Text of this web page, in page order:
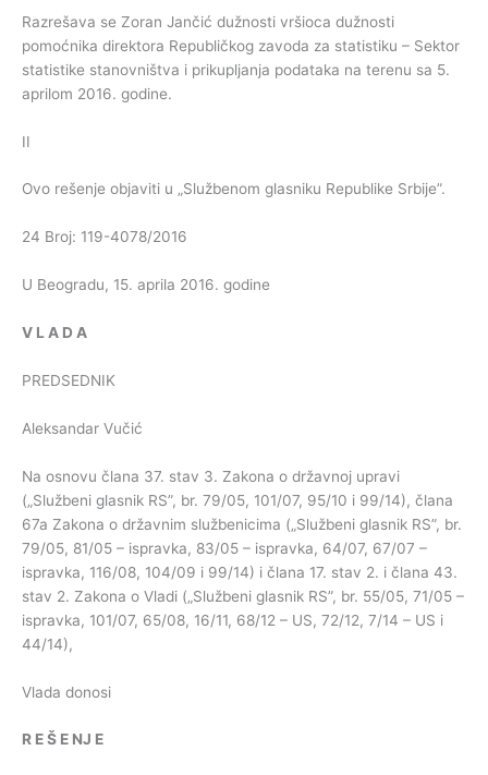
Razrešava se Zoran Jančić dužnosti vršioca dužnosti
pomoćnika direktora Republičkog zavoda za statistiku – Sektor
statistike stanovništva i prikupljanja podataka na terenu sa 5.
aprilom 2016. godine.
II
Ovo rešenje objaviti u „Službenom glasniku Republike Srbije”.
24 Broj: 119-4078/2016
U Beogradu, 15. aprila 2016. godine
V L A D A
PREDSEDNIK
Aleksandar Vučić
Na osnovu člana 37. stav 3. Zakona o državnoj upravi
(„Službeni glasnik RS”, br. 79/05, 101/07, 95/10 i 99/14), člana
67a Zakona o državnim službenicima („Službeni glasnik RS”, br.
79/05, 81/05 – ispravka, 83/05 – ispravka, 64/07, 67/07 –
ispravka, 116/08, 104/09 i 99/14) i člana 17. stav 2. i člana 43.
stav 2. Zakona o Vladi („Službeni glasnik RS”, br. 55/05, 71/05 –
ispravka, 101/07, 65/08, 16/11, 68/12 – US, 72/12, 7/14 – US i
44/14),
Vlada donosi
R EŠ E NJ E